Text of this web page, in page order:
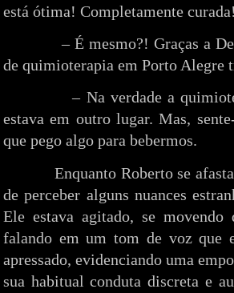
está ótima! Completamente
– É mesmo?! Graças a
de quimioterapia em Porto Alegre
– Na verdade a
estava em outro lugar. Mas,
que pego algo para bebermos.
Enquanto Roberto se
de perceber alguns nuances
Ele estava agitado, se
falando em um tom de voz que
apressado, evidenciando uma
sua habitual conduta discreta e